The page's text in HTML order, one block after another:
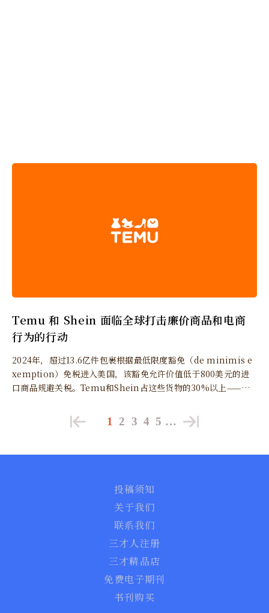
Temu 和 Shein 面临全球打击廉价商品和电商
行为的行动
2024年，超过13.6亿件包裹根据最低限度豁免（de minimis e
xemption）免税进入美国，该豁免允许价值低于800美元的进
口商品规避关税。Temu和Shein占这些货物的30%以上——约4
1 2 3 4 5 …
投稿须知
关于我们
联系我们
三才人注册
三才精品店
免费电子期刊
书刊购买